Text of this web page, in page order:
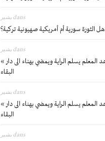
بشير dans
هل الثورة سورية أم أمريكية صهيونية تركية؟
بشير dans
« هنية » القائد المجاهد المعلم يسلم الراية ويمضي بهناء الى دار
البقاء
بشير dans
« هنية » القائد المجاهد المعلم يسلم الراية ويمضي بهناء الى دار
البقاء
بشير dans